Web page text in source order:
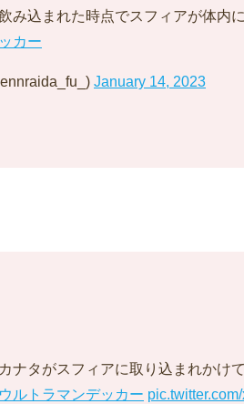
み込まれた時点でスフィアが体内
カー
January 14, 2023
ナタがスフィアに取り込まれかけ
ルトラマンデッカー